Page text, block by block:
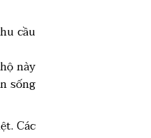
cầu
này
sống
Các